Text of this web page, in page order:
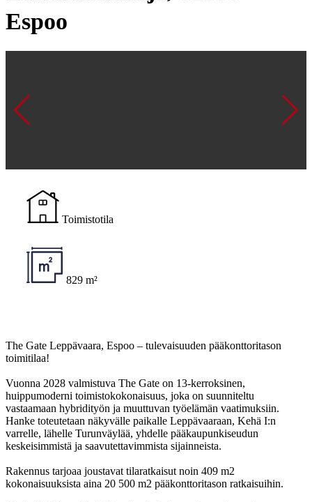
Espoo
Toimistotila
829 m²
The Gate Leppävaara, Espoo – tulevaisuuden pääkonttoritason
toimitilaa!
Vuonna 2028 valmistuva The Gate on 13-kerroksinen,
huippumoderni toimistokokonaisuus, joka on suunniteltu
vastaamaan hybridityön ja muuttuvan työelämän vaatimuksiin.
Hanke toteutetaan näkyvälle paikalle Leppävaaraan, Kehä I:n
varrelle, lähelle Turunväylää, yhdelle pääkaupunkiseudun
keskeisimmistä ja saavutettavimmista sijainneista.
Rakennus tarjoaa joustavat tilaratkaisut noin 409 m2
kokonaisuuksista aina 20 500 m2 pääkonttoritason ratkaisuihin.